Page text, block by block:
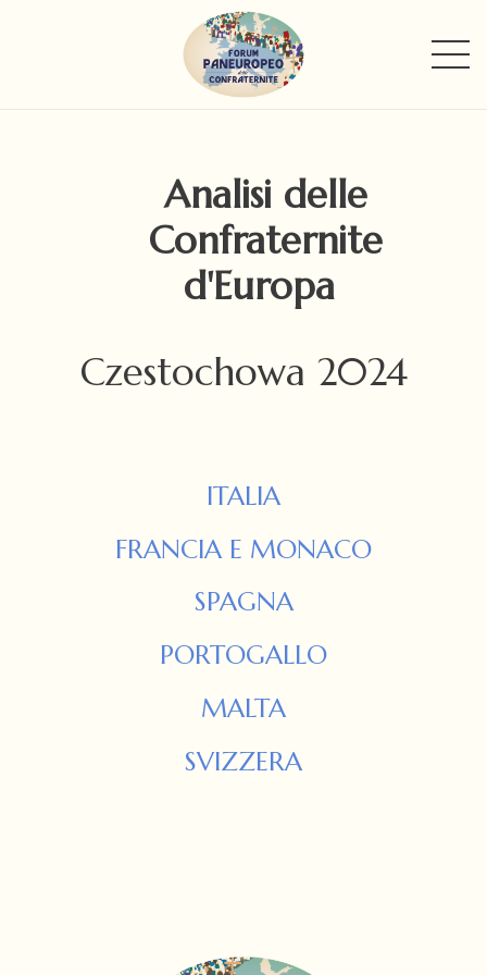
Analisi delle
Confraternite
d'Europa
Czestochowa 2024
ITALIA
FRANCIA E MONACO
SPAGNA
PORTOGALLO
MALTA
SVIZZERA